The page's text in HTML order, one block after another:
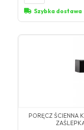
Szybka dostawa
PORĘCZ ŚCIENNA